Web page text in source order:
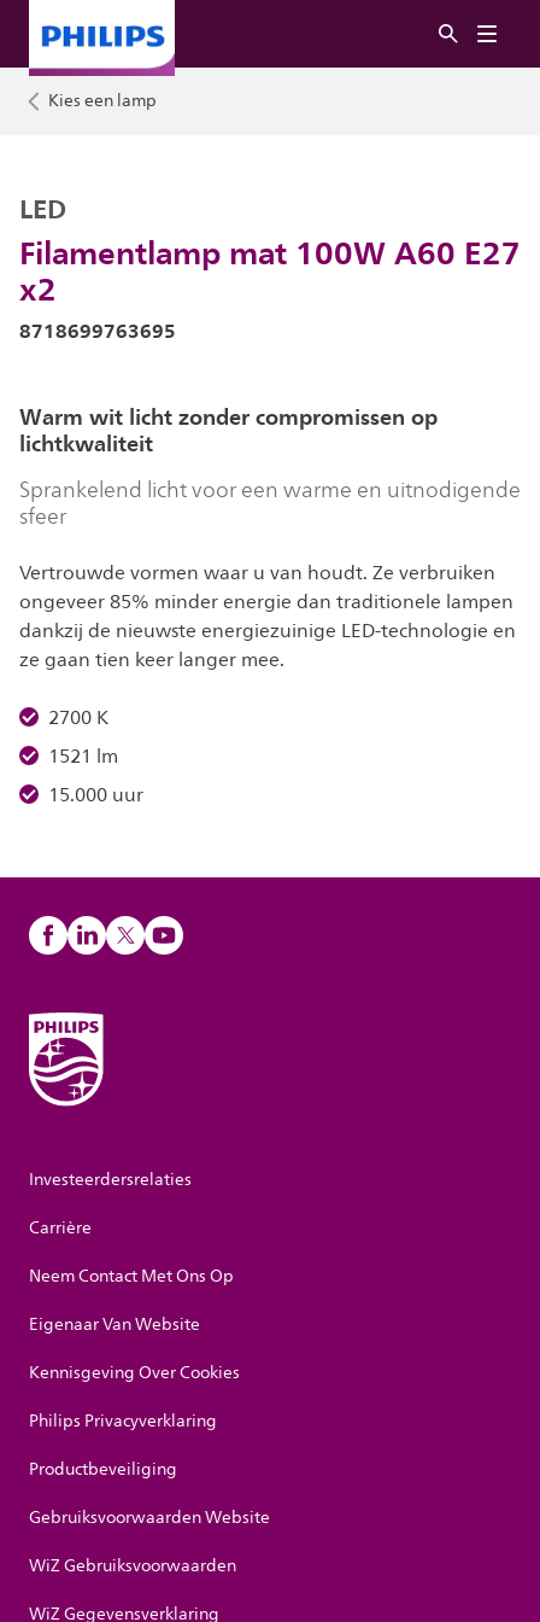
Kies een lamp
Filamentlamp mat 100W A60 E27
x2
LED
8718699763695
Warm wit licht zonder compromissen op
lichtkwaliteit
Sprankelend licht voor een warme en uitnodigende
sfeer
Vertrouwde vormen waar u van houdt. Ze verbruiken
ongeveer 85% minder energie dan traditionele lampen
dankzij de nieuwste energiezuinige LED-technologie en
ze gaan tien keer langer mee.
2700 K
1521 lm
15.000 uur
Investeerdersrelaties
Carrière
Neem Contact Met Ons Op
Eigenaar Van Website
Kennisgeving Over Cookies
Philips Privacyverklaring
Productbeveiliging
Gebruiksvoorwaarden Website
WiZ Gebruiksvoorwaarden
WiZ Gegevensverklaring